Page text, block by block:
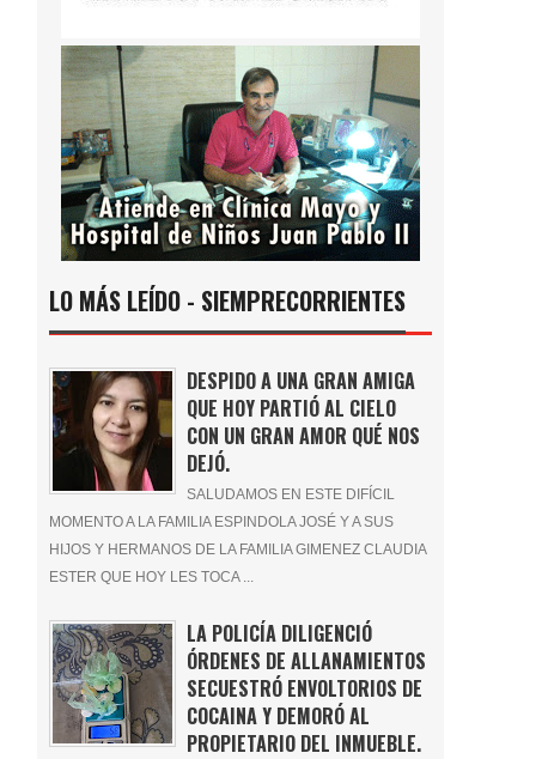
LO MÁS LEÍDO - SIEMPRECORRIENTES
DESPIDO A UNA GRAN AMIGA
QUE HOY PARTIÓ AL CIELO
CON UN GRAN AMOR QUÉ NOS
DEJÓ.
SALUDAMOS EN ESTE DIFÍCIL
MOMENTO A LA FAMILIA ESPINDOLA JOSÉ Y A SUS
HIJOS Y HERMANOS DE LA FAMILIA GIMENEZ CLAUDIA
ESTER QUE HOY LES TOCA ...
LA POLICÍA DILIGENCIÓ
ÓRDENES DE ALLANAMIENTOS
SECUESTRÓ ENVOLTORIOS DE
COCAINA Y DEMORÓ AL
PROPIETARIO DEL INMUEBLE.